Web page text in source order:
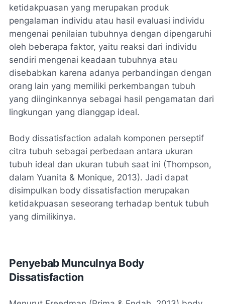
ketidakpuasan yang merupakan produk
pengalaman individu atau hasil evaluasi individu
mengenai penilaian tubuhnya dengan dipengaruhi
oleh beberapa faktor, yaitu reaksi dari individu
sendiri mengenai keadaan tubuhnya atau
disebabkan karena adanya perbandingan dengan
orang lain yang memiliki perkembangan tubuh
yang diinginkannya sebagai hasil pengamatan dari
lingkungan yang dianggap ideal.
Body dissatisfaction adalah komponen perseptif
citra tubuh sebagai perbedaan antara ukuran
tubuh ideal dan ukuran tubuh saat ini (Thompson,
dalam Yuanita & Monique, 2013). Jadi dapat
disimpulkan body dissatisfaction merupakan
ketidakpuasan seseorang terhadap bentuk tubuh
yang dimilikinya.
Penyebab Munculnya Body
Dissatisfaction